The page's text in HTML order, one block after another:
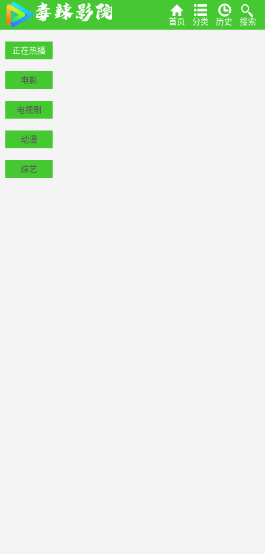
首页 分类 历史 搜索
正在热播
电影
电视剧
动漫
综艺